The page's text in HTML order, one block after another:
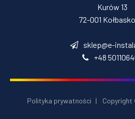
Kurów 13
72-001
sklep@e-
+48
Polityka prywatności | Copyright